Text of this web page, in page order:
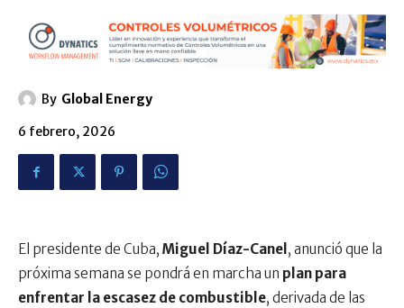
By Global Energy
6 febrero, 2026
El presidente de Cuba, Miguel Díaz-Canel , anunció que la
próxima semana se pondrá en marcha un plan para
enfrentar la escasez de combustible, derivada de las